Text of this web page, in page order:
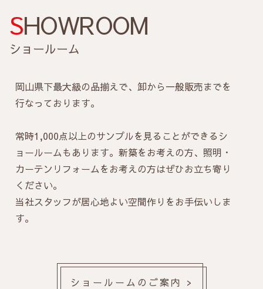
SHOWROOM
ショールーム
岡山県下最大級の品揃えで、卸から一般販売までを
行なっております。
常時1,000点以上のサンプルを見ることができるシ
ョールームもあります。新築をお考えの方、照明・
カーテンリフォームをお考えの方はぜひお立ち寄り
ください。
当社スタッフが居心地よい空間作りをお手伝いしま
す。
ショールームのご案内 >